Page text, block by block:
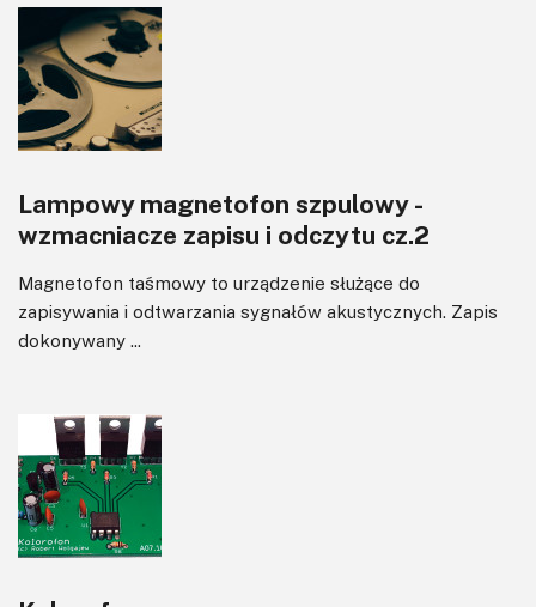
Lampowy magnetofon szpulowy -
wzmacniacze zapisu i odczytu cz.2
Magnetofon taśmowy to urządzenie służące do
zapisywania i odtwarzania sygnałów akustycznych. Zapis
dokonywany ...